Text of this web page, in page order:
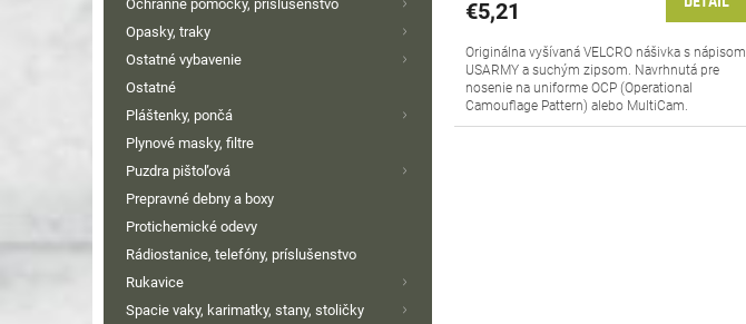
Ochranné pomôcky, príslušenstvo
Opasky, traky
Ostatné vybavenie
Ostatné
Pláštenky, pončá
Plynové masky, filtre
Puzdra pištoľová
Prepravné debny a boxy
Protichemické odevy
Rádiostanice, telefóny, príslušenstvo
Rukavice
Spacie vaky, karimatky, stany, stoličky
€5,21
Originálna vyšívaná VELCRO nášivka s nápisom
USARMY a suchým zipsom. Navrhnutá pre
nosenie na uniforme OCP (Operational
Camouflage Pattern) alebo MultiCam.